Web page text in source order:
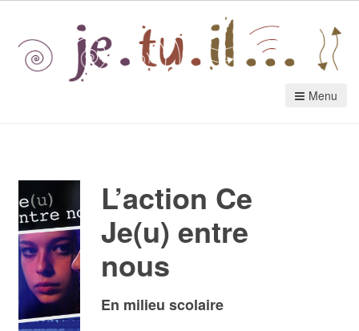
Menu
L’action Ce
Je(u) entre
nous
En milieu scolaire